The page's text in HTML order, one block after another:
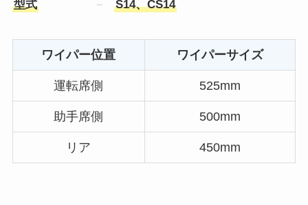
型式
S14、CS14
ワイパー位置 ワイパーサイズ
運転席側 525mm
助手席側 500mm
リア 450mm